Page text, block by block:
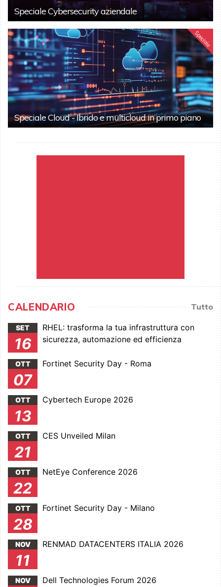
Speciale Cybersecurity aziendale
Speciale
Speciale Cloud - Ibrido e multicloud in primo piano
CALENDARIO Tutto
SET
16
RHEL: trasforma la tua infrastruttura con
sicurezza, automazione ed efficienza
OTT
07
Fortinet Security Day - Roma
OTT
13
Cybertech Europe 2026
OTT
21
CES Unveiled Milan
OTT
22
NetEye Conference 2026
OTT
28
Fortinet Security Day - Milano
NOV
11
RENMAD DATACENTERS ITALIA 2026
NOV Dell Technologies Forum 2026